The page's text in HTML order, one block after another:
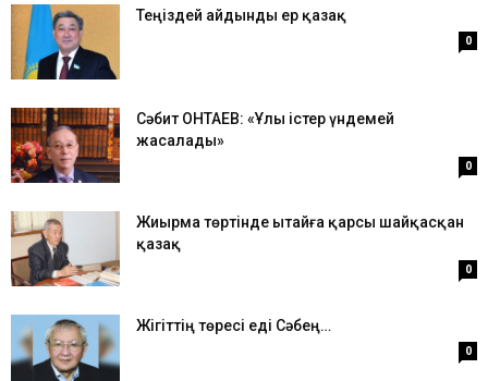
Теңіздей айдынды ер қазақ
0
Сәбит ҚОНТАЕВ: «Ұлы істер үндемей
жасалады»
0
Жиырма төртінде Қытайға қарсы шайқасқан
қазақ
0
Жігіттің төресі еді Сәбең…
0